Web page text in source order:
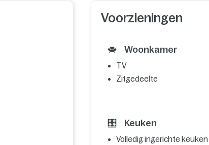
Voorzieningen
Woonkamer
TV
Zitgedeelte
Keuken
Volledig ingerichte keuken